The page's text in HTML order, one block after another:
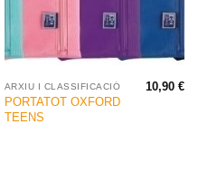
ARXIU I CLASSIFICACIÓ
PORTATOT OXFORD
TEENS
10,90€